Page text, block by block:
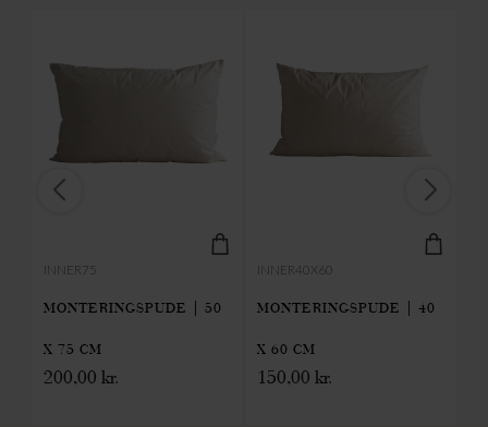
INNER75
MONTERINGSPUDE | 50
X 75 CM
200,00 kr.
INNER40X60
MONTERINGSPUDE | 40
X 60 CM
150,00 kr.